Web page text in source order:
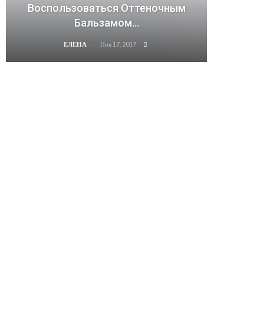
Воспользоваться Оттеночным
Бальзамом…
ЕЛЕНА Ноя 17, 2017